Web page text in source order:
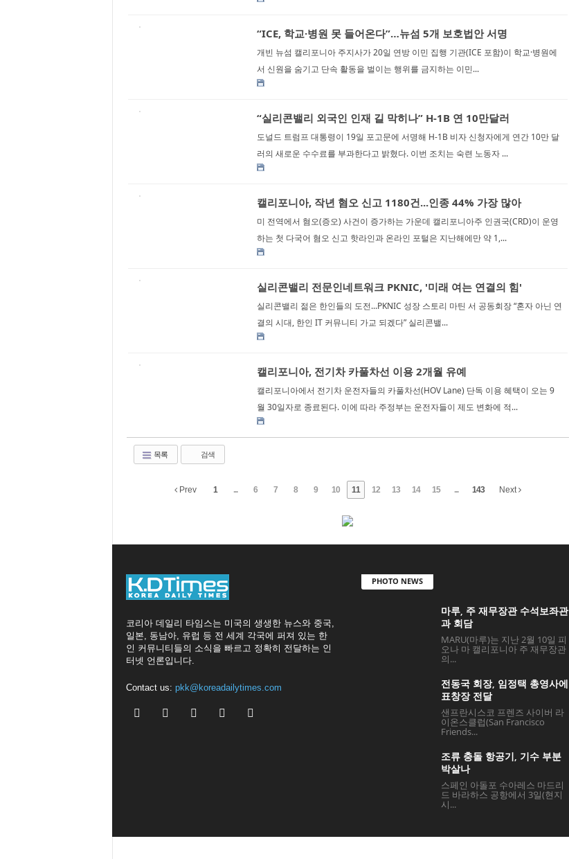
“ICE, 학교·병원 못 들어온다”…뉴섬 5개 보호법안 서명
개빈 뉴섬 캘리포니아 주지사가 20일 연방 이민 집행 기관(ICE 포함)이 학교·병원에
서 신원을 숨기고 단속 활동을 벌이는 행위를 금지하는 이민...
“실리콘밸리 외국인 인재 길 막히나” H-1B 연 10만달러
도널드 트럼프 대통령이 19일 포고문에 서명해 H-1B 비자 신청자에게 연간 10만 달
러의 새로운 수수료를 부과한다고 밝혔다. 이번 조치는 숙련 노동자 ...
캘리포니아, 작년 혐오 신고 1180건...인종 44% 가장 많아
미 전역에서 혐오(증오) 사건이 증가하는 가운데 캘리포니아주 인권국(CRD)이 운영
하는 첫 다국어 혐오 신고 핫라인과 온라인 포털은 지난해에만 약 1,...
실리콘밸리 전문인네트워크 PKNIC, '미래 여는 연결의 힘'
실리콘밸리 젊은 한인들의 도전...PKNIC 성장 스토리 마틴 서 공동회장 “혼자 아닌 연
결의 시대, 한인 IT 커뮤니티 가교 되겠다” 실리콘밸...
캘리포니아, 전기차 카풀차선 이용 2개월 유예
캘리포니아에서 전기차 운전자들의 카풀차선(HOV Lane) 단독 이용 혜택이 오는 9
월 30일자로 종료된다. 이에 따라 주정부는 운전자들이 제도 변화에 적...
목록 검색
Prev 1 ... 6 7 8 9 10 11 12 13 14 15 ... 143 Next
코리아 데일리 타임스는 미국의 생생한 뉴스와 중국,
일본, 동남아, 유럽 등 전 세계 각국에 퍼져 있는 한
인 커뮤니티들의 소식을 빠르고 정확히 전달하는 인
터넷 언론입니다.
Contact us: pkk@koreadailytimes.com
PHOTO NEWS
마루, 주 재무장관 수석보좌관
과 회담
MARU(마루)는 지난 2월 10일 피
오나 마 캘리포니아 주 재무장관
의...
전동국 회장, 임정택 총영사에
표창장 전달
샌프란시스코 프렌즈 사이버 라
이온스클럽(San Francisco
Friends...
조류 충돌 항공기, 기수 부분
박살나
스페인 아돌포 수아레스 마드리
드 바라하스 공항에서 3일(현지
시...